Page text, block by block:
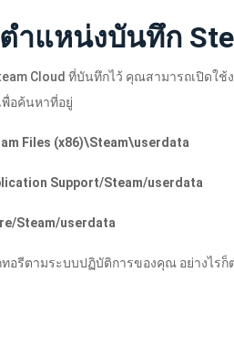
ำแหน่งบันทึก
Cloud ที่บันทึกไว้ คุณสามารถเปิดใช้
อค้นหาที่อยู่
Files (x86)\Steam\userdata
Support/Steam/userdata
Steam/userdata
ทอรีตามระบบปฏิบัติการของคุณ อย่างไร